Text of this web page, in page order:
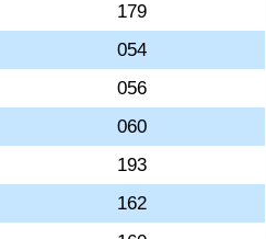
179
054
056
060
193
162